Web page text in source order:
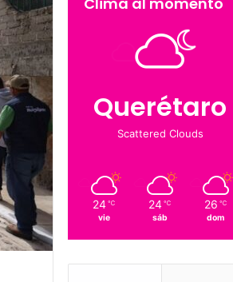
Querétaro
Scattered Clouds
24 ℃
vie
24 ℃
sáb
26 ℃
dom